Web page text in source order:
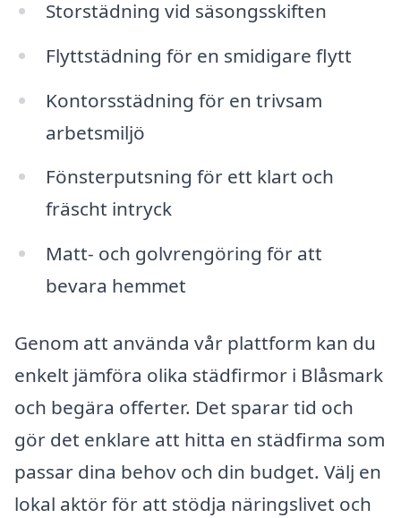
Storstädning vid säsongsskiften
Flyttstädning för en smidigare flytt
Kontorsstädning för en trivsam
arbetsmiljö
Fönsterputsning för ett klart och
fräscht intryck
Matt- och golvrengöring för att
bevara hemmet
Genom att använda vår plattform kan du
enkelt jämföra olika städfirmor i Blåsmark
och begära offerter. Det sparar tid och
gör det enklare att hitta en städfirma som
passar dina behov och din budget. Välj en
lokal aktör för att stödja näringslivet och